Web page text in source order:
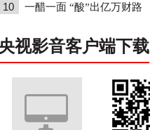
10 一醋一面 “酸”出亿万财路
视影音客户端下载